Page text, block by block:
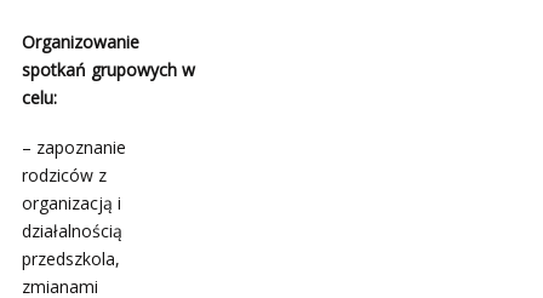
Organizowanie
spotkań grupowych w
celu:
– zapoznanie
rodziców z
organizacją i
działalnością
przedszkola,
zmianami